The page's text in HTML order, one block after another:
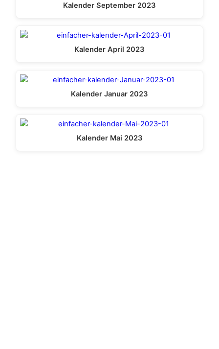
Kalender September 2023
Kalender April 2023
Kalender Januar 2023
Kalender Mai 2023